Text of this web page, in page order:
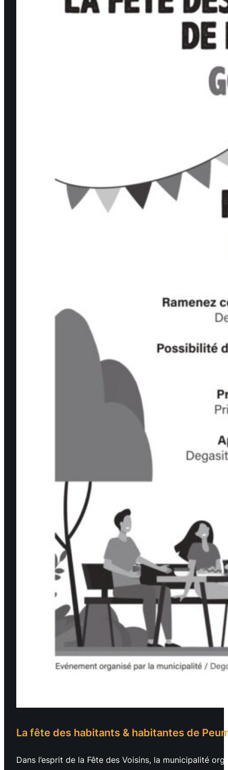
La fête des habitants & habitantes de
Dans l’esprit de la Fête des Voisins, la municipalité